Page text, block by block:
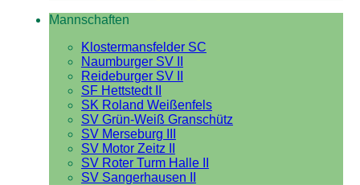
Mannschaften
Klostermansfelder SC
Naumburger SV II
Reideburger SV II
SF Hettstedt II
SK Roland Weißenfels
SV Grün-Weiß Granschütz
SV Merseburg III
SV Motor Zeitz II
SV Roter Turm Halle II
SV Sangerhausen II